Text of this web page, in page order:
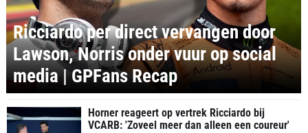
Ricciardo per direct vervangen door
Lawson, Norris onder vuur op social
media | GPFans Recap
Horner reageert op vertrek Ricciardo bij
VCARB: 'Zoveel meer dan alleen een coureur'